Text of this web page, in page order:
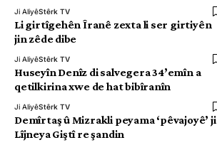
Ji AliyêStêrk TV
Li girtîgehên Îranê zexta li ser girtiyên
jin zêde dibe
Ji AliyêStêrk TV
Huseyîn Denîz di salvegera 34’emîn a
qetilkirina xwe de hat bibîranîn
Ji AliyêStêrk TV
Demîrtaş û Mizrakli peyama ‘pêvajoyê’ ji
Lîjneya Giştî re şandin